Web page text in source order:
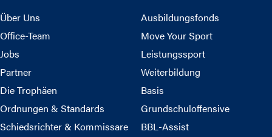
Über Uns
Office-Team
Jobs
Partner
Die Trophäen
Ordnungen & Standards
Schiedsrichter & Kommissare
Ausbildungsfonds
Move Your Sport
Leistungssport
Weiterbildung
Basis
Grundschuloffensive
BBL-Assist